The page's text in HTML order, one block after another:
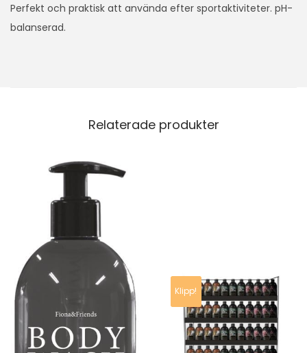
Perfekt och praktisk att använda efter sportaktiviteter. pH-
balanserad.
Relaterade produkter
Klipp!